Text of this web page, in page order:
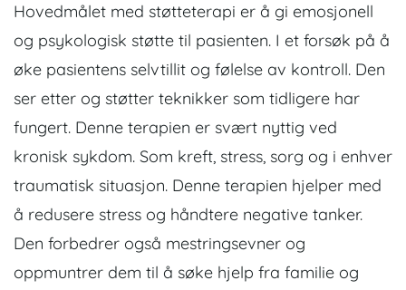
Hovedmålet med støtteterapi er å gi emosjonell
og psykologisk støtte til pasienten. I et forsøk på å
øke pasientens selvtillit og følelse av kontroll. Den
ser etter og støtter teknikker som tidligere har
fungert. Denne terapien er svært nyttig ved
kronisk sykdom. Som kreft, stress, sorg og i enhver
traumatisk situasjon. Denne terapien hjelper med
å redusere stress og håndtere negative tanker.
Den forbedrer også mestringsevner og
oppmuntrer dem til å søke hjelp fra familie og